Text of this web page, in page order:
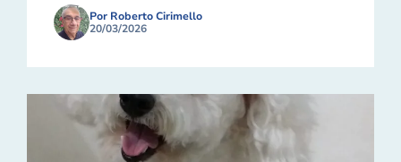
Por Roberto Cirimello
20/03/2026